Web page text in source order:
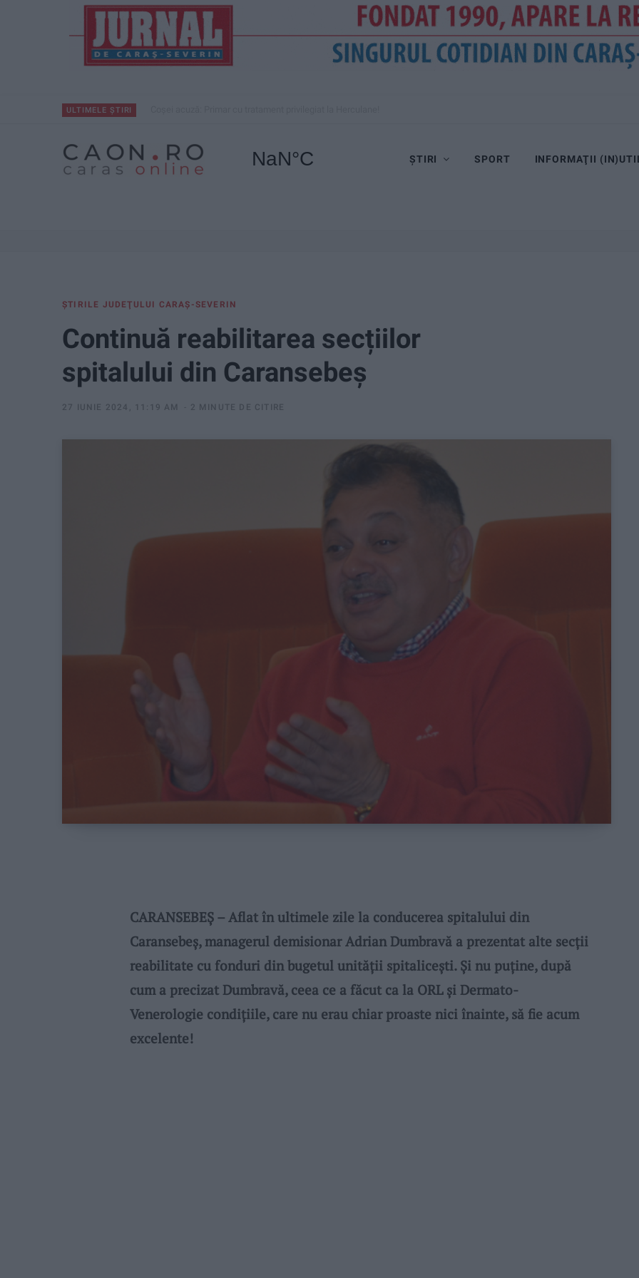
ULTIMELE ȘTIRI
ȘTIRI SPORT INFORMAŢII
ŞTIRILE JUDEŢULUI CARAŞ-SEVERIN
Continuă reabilitarea secțiilor
spitalului din Caransebeș
27 IUNIE 2024, 11:19 AM 2 MINUTE DE CITIRE
CARANSEBEȘ – Aflat în ultimele zile la conducerea spitalului din
Caransebeș, managerul demisionar Adrian Dumbravă a prezentat alte secții
reabilitate cu fonduri din bugetul unității spitalicești. Și nu puține, după
cum a precizat Dumbravă, ceea ce a făcut ca la ORL și Dermato-
Venerologie condițiile, care nu erau chiar proaste nici înainte, să fie acum
excelente!